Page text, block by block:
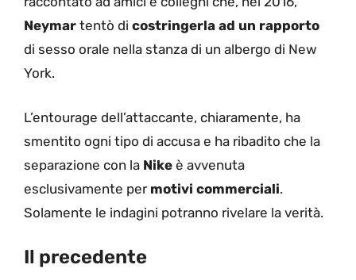
Neymar tentò di costringerla ad un rapporto
di sesso orale nella stanza di un albergo di New
York.
L’entourage dell’attaccante, chiaramente, ha
smentito ogni tipo di accusa e ha ribadito che la
separazione con la Nike è avvenuta
esclusivamente permotivi commerciali.
Solamente le indagini potranno rivelare la verità.
Il precedente